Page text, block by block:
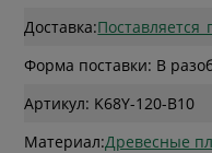
Доставка:
Форма поставки: В
Артикул: K68Y-120-B10
Материал:Древесные